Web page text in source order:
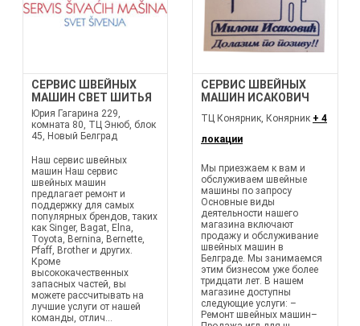
СЕРВИС ШВЕЙНЫХ
МАШИН СВЕТ ШИТЬЯ
Юрия Гагарина 229,
комната 80, ТЦ Энюб, блок
45, Новый Белград
Наш сервис швейных
машин Наш сервис
швейных машин
предлагает ремонт и
поддержку для самых
популярных брендов, таких
как Singer, Bagat, Elna,
Toyota, Bernina, Bernette,
Pfaff, Brother и других.
Кроме
высококачественных
запасных частей, вы
можете рассчитывать на
лучшие услуги от нашей
команды, отлич...
СЕРВИС ШВЕЙНЫХ
МАШИН ИСАКОВИЧ
ТЦ Конярник, Конярник + 4
локации
Мы приезжаем к вам и
обслуживаем швейные
машины по запросу
Основные виды
деятельности нашего
магазина включают
продажу и обслуживание
швейных машин в
Белграде. Мы занимаемся
этим бизнесом уже более
тридцати лет. В нашем
магазине доступны
следующие услуги: –
Ремонт швейных машин–